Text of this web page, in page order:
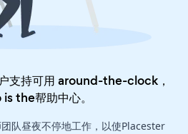
支持可用 around-the-clock，
is the帮助中心。
队昼夜不停地工作，以使Placester